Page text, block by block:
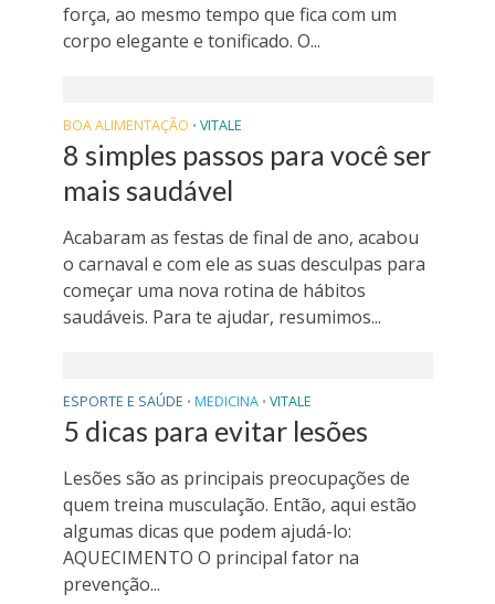
força, ao mesmo tempo que fica com um
corpo elegante e tonificado. O...
BOA ALIMENTAÇÃO • VITALE
8 simples passos para você ser
mais saudável
Acabaram as festas de final de ano, acabou
o carnaval e com ele as suas desculpas para
começar uma nova rotina de hábitos
saudáveis. Para te ajudar, resumimos...
ESPORTE E SAÚDE • MEDICINA • VITALE
5 dicas para evitar lesões
Lesões são as principais preocupações de
quem treina musculação. Então, aqui estão
algumas dicas que podem ajudá-lo:
AQUECIMENTO O principal fator na
prevenção...